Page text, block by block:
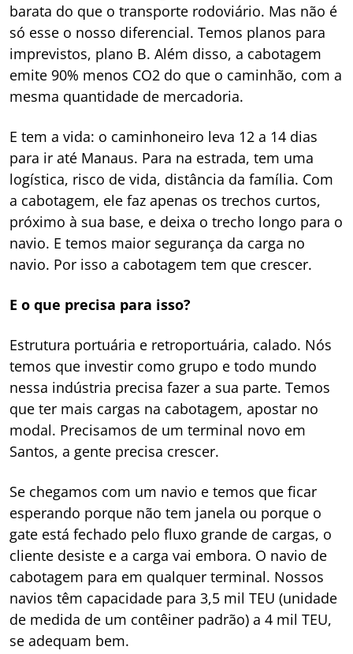
barata do que o transporte rodoviário. Mas não é
só esse o nosso diferencial. Temos planos para
imprevistos, plano B. Além disso, a cabotagem
emite 90% menos CO2 do que o caminhão, com a
mesma quantidade de mercadoria.
E tem a vida: o caminhoneiro leva 12 a 14 dias
para ir até Manaus. Para na estrada, tem uma
logística, risco de vida, distância da família. Com
a cabotagem, ele faz apenas os trechos curtos,
próximo à sua base, e deixa o trecho longo para o
navio. E temos maior segurança da carga no
navio. Por isso a cabotagem tem que crescer.
E o que precisa para isso?
Estrutura portuária e retroportuária, calado. Nós
temos que investir como grupo e todo mundo
nessa indústria precisa fazer a sua parte. Temos
que ter mais cargas na cabotagem, apostar no
modal. Precisamos de um terminal novo em
Santos, a gente precisa crescer.
Se chegamos com um navio e temos que ficar
esperando porque não tem janela ou porque o
gate está fechado pelo fluxo grande de cargas, o
cliente desiste e a carga vai embora. O navio de
cabotagem para em qualquer terminal. Nossos
navios têm capacidade para 3,5 mil TEU (unidade
de medida de um contêiner padrão) a 4 mil TEU,
se adequam bem.